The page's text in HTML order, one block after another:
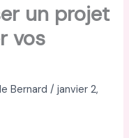
un projet
vos
Bernard/janvier 2,